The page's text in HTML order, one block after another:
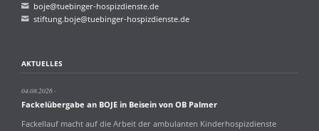
boje@tuebinger-hospizdienste.de
stiftung.boje@tuebinger-hospizdienste.de
AKTUELLES
04.08.2026
Fackelübergabe an BOJE in Beisein von OB Palmer
Fackellauf macht auf die Arbeit der ambulanten Kinderhospizdienste